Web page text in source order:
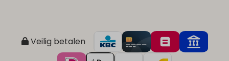
Veilig betalen